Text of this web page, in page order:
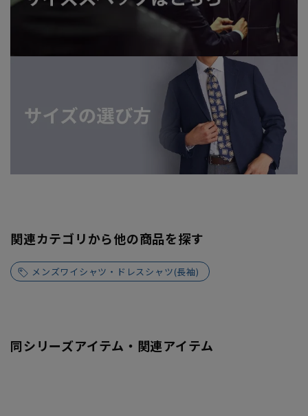
関連カテゴリから他の商品を探す
メンズワイシャツ・ドレスシャツ(長袖)
同シリーズアイテム・関連アイテム